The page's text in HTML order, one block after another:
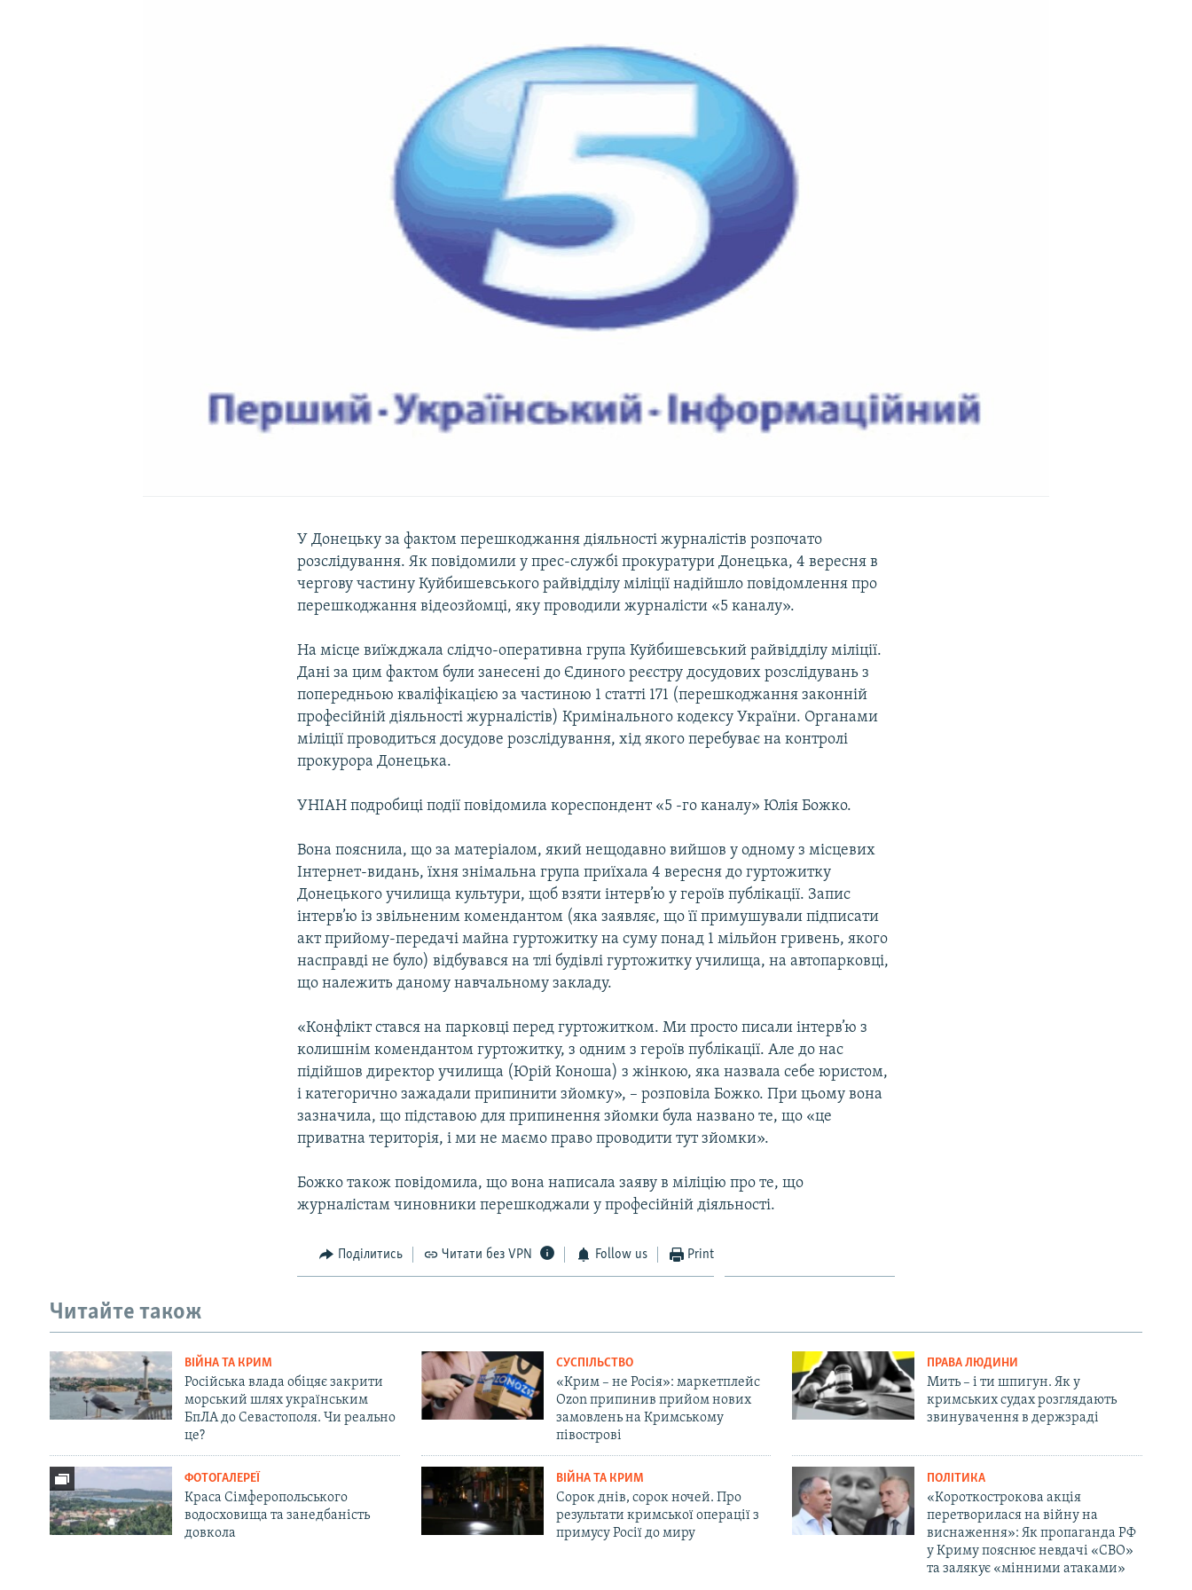
У Донецьку за фактом перешкоджання діяльності журналістів розпочато
розслідування. Як повідомили у прес-службі прокуратури Донецька, 4 вересня в
чергову частину Куйбишевського райвідділу міліції надійшло повідомлення про
перешкоджання відеозйомці, яку проводили журналісти «5 каналу».
На місце виїжджала слідчо-оперативна група Куйбишевський райвідділу міліції.
Дані за цим фактом були занесені до Єдиного реєстру досудових розслідувань з
попередньою кваліфікацією за частиною 1 статті 171 (перешкоджання законній
професійній діяльності журналістів) Кримінального кодексу України. Органами
міліції проводиться досудове розслідування, хід якого перебуває на контролі
прокурора Донецька.
УНІАН подробиці події повідомила кореспондент «5 -го каналу» Юлія Божко.
Вона пояснила, що за матеріалом, який нещодавно вийшов у одному з місцевих
Інтернет-видань, їхня знімальна група приїхала 4 вересня до гуртожитку
Донецького училища культури, щоб взяти інтерв’ю у героїв публікації. Запис
інтерв’ю із звільненим комендантом (яка заявляє, що її примушували підписати
акт прийому-передачі майна гуртожитку на суму понад 1 мільйон гривень, якого
насправді не було) відбувався на тлі будівлі гуртожитку училища, на автопарковці,
що належить даному навчальному закладу.
«Конфлікт стався на парковці перед гуртожитком. Ми просто писали інтерв’ю з
колишнім комендантом гуртожитку, з одним з героїв публікації. Але до нас
підійшов директор училища (Юрій Коноша) з жінкою, яка назвала себе юристом,
і категорично зажадали припинити зйомку», – розповіла Божко. При цьому вона
зазначила, що підставою для припинення зйомки була названо те, що «це
приватна територія, і ми не маємо право проводити тут зйомки».
Божко також повідомила, що вона написала заяву в міліцію про те, що
журналістам чиновники перешкоджали у професійній діяльності.
Поділитись Читати без VPN Follow us Print
Читайте також
ВІЙНА ТА КРИМ
Російська влада обіцяє закрити
морський шлях українським
БпЛА до Севастополя. Чи реально
це?
СУСПІЛЬСТВО
«Крим – не Росія»: маркетплейс
Ozon припинив прийом нових
замовлень на Кримському
півострові
ПРАВА ЛЮДИНИ
Мить – і ти шпигун. Як у
кримських судах розглядають
звинувачення в держзраді
ФОТОГАЛЕРЕЇ
Краса Сімферопольського
водосховища та занедбаність
довкола
ВІЙНА ТА КРИМ
Сорок днів, сорок ночей. Про
результати кримської операції з
примусу Росії до миру
ПОЛІТИКА
«Короткострокова акція
перетворилася на війну на
виснаження»: Як пропаганда РФ
у Криму пояснює невдачі «СВО»
та залякує «мінними атаками»